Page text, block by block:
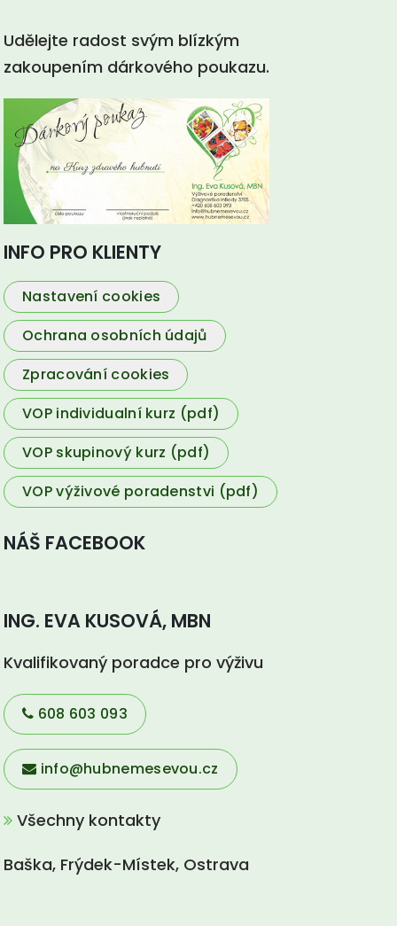
Udělejte radost svým blízkým
zakoupením dárkového poukazu.
INFO PRO KLIENTY
Nastavení cookies
Ochrana osobních údajů
Zpracování cookies
VOP individualní kurz (pdf)
VOP skupinový kurz (pdf)
VOP výživové poradenstvi (pdf)
NÁŠ FACEBOOK
ING. EVA KUSOVÁ, MBN
Kvalifikovaný poradce pro výživu
608 603 093
info@hubnemesevou.cz
Všechny kontakty
Baška, Frýdek-Místek, Ostrava